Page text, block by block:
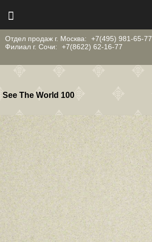
Отдел продаж г. Москва:
+7(495) 981-65-77
Филиал г. Сочи:
+7(8622) 62-16-77
See The World 100